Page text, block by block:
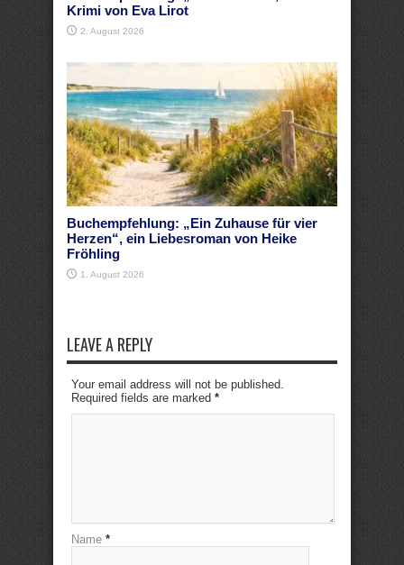
Krimi von Eva Lirot
2. August 2026
Buchempfehlung: „Ein Zuhause für vier
Herzen“, ein Liebesroman von Heike
Fröhling
1. August 2026
LEAVE A REPLY
Your email address will not be published.
Required fields are marked *
Name *